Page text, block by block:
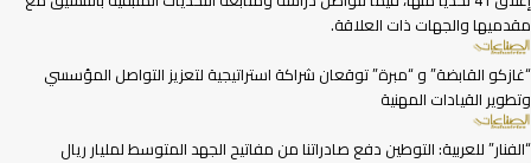
رصدت #اللجنةالوطنيةالصناعية 62 تحديًا صناعيًا من مختلف مناطق المملكة، وتم
إغلاق 41 تحديًا منها، فيما تتواصل دراسة ومتابعة التحديات المتبقية بالتنسيق مع
مقدميها والجهات ذات العلاقة.
“غازكو القابضة” و “مبرة” توقعان شراكة استراتيجية لتعزيز التواصل المؤسسي
وتطوير القيادات المهنية